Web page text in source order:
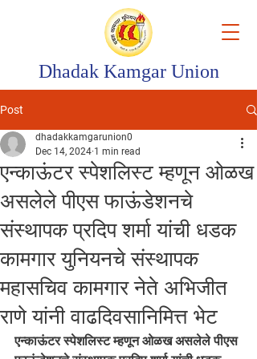
Dhadak Kamgar Union
Post
एन्काऊंटर स्पेशलिस्ट म्हणून ओळख
असलेले पीएस फाऊंडेशनचे
संस्थापक प्रदिप शर्मा यांची धडक
कामगार युनियनचे संस्थापक
महासचिव कामगार नेते अभिजीत
राणे यांनी वाढदिवसानिमित्त भेट
dhadakkamgarunion0
Dec 14, 2024 1 min read
एन्काऊंटर स्पेशलिस्ट म्हणून ओळख असलेले पीएस